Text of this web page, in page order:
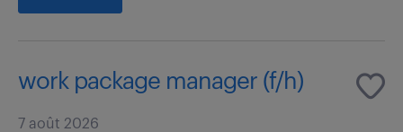
work package manager (f/h)
7 août 2026